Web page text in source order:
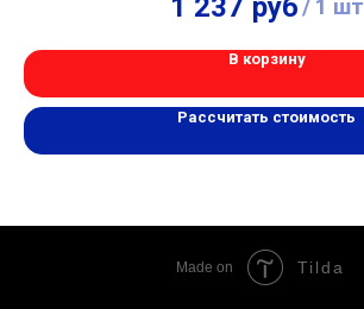
1 237 руб/ 1 шт
В корзину
Рассчитать стоимость
Made on Tilda